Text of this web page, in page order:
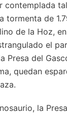
contemplada
tormenta de
de la Hoz,
el
Presa del
quedan
la